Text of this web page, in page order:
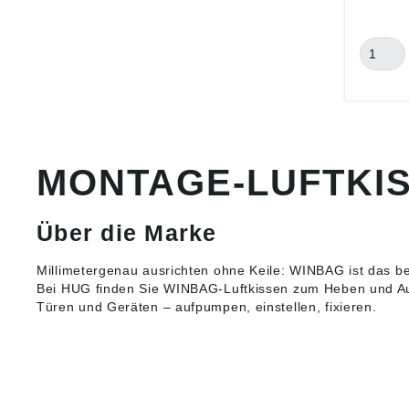
Karton. Angaben gemäß
8660
MONTAGE-
Über die Marke
Millimetergenau ausrichten ohne Keile: WINBAG ist das
Bei HUG finden Sie WINBAG-Luftkissen zum Heben und
Türen und Geräten – aufpumpen, einstellen, fixieren.